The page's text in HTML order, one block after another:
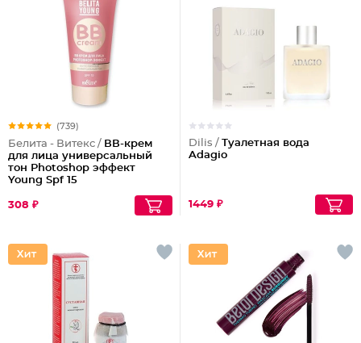
(739)
Белита - Витекс / ВВ-крем
для лица универсальный
тон Photoshop эффект
Young Spf 15
308 ₽
Dilis / Туалетная вода
Adagio
1449 ₽